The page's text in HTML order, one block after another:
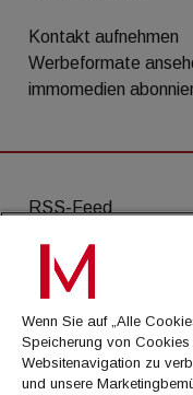
Kontakt aufnehmen
Werbeformate
immomedien
RSS-Feed
AGB
Datenschutz
Kontakt
Impressum
Wenn Sie auf „Alle
Speicherung von
Websitenavigation zu
und unsere